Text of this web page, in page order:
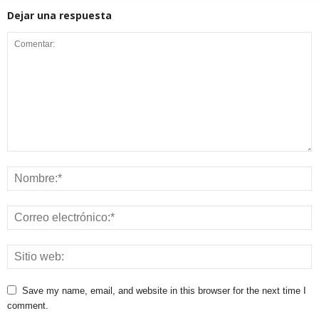
Dejar una respuesta
Save my name, email, and website in this browser for the next time I
comment.